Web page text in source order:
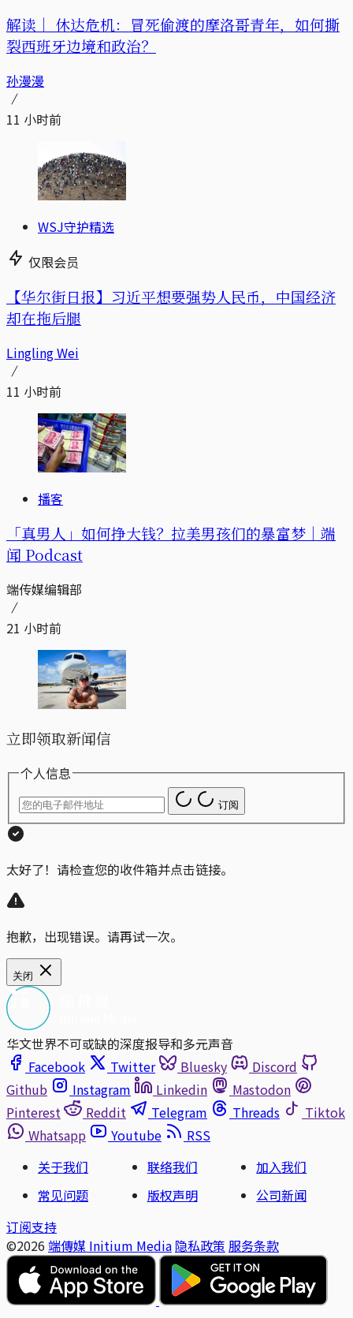
解读｜ 休达危机：冒死偷渡的摩洛哥青年，如何撕
裂西班牙边境和政治？
孙漫漫
11 小时前
WSJ守护精选
仅限会员
【华尔街日报】习近平想要强势人民币，中国经济
却在拖后腿
Lingling Wei
11 小时前
播客
「真男人」如何挣大钱？拉美男孩们的暴富梦｜端
闻 Podcast
端传媒编辑部
21 小时前
立即领取新闻信
个人信息
订阅
太好了！请检查您的收件箱并点击链接。
抱歉，出现错误。请再试一次。
关闭
华文世界不可或缺的深度报导和多元声音
Facebook
Twitter Bluesky
Discord
Github
Instagram Linkedin
Mastodon
Pinterest
Reddit Telegram Threads
Tiktok
Whatsapp
Youtube
RSS
关于我们
联络我们
加入我们
常见问题
版权声明
公司新闻
订阅支持
©2026 端傳媒 Initium Media 隐私政策 服务条款